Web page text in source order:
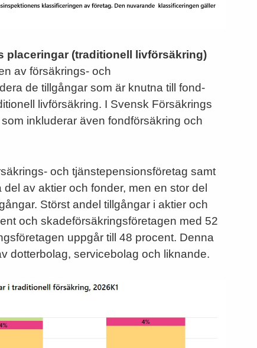
(traditionell livförsäkring)
av försäkrings- och
de tillgångar som är knutna till fond-
livförsäkring. I Svensk Försäkrings
inkluderar även fondförsäkring och
och tjänstepensionsföretag samt
av aktier och fonder, men en stor del
Störst andel tillgångar i aktier och
och skadeförsäkringsföretagen med 52
uppgår till 48 procent. Denna
dotterbolag, servicebolag och liknande.